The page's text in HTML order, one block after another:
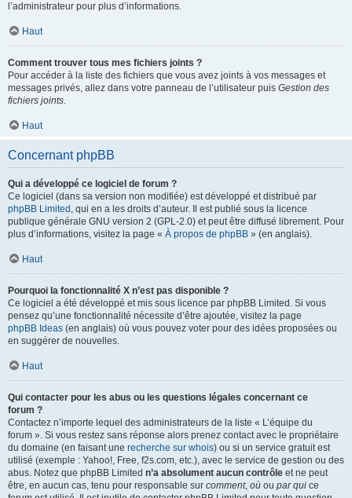
l’administrateur pour plus d’informations.
Haut
Comment trouver tous mes fichiers joints ?
Pour accéder à la liste des fichiers que vous avez joints à vos messages et
messages privés, allez dans votre panneau de l’utilisateur puis Gestion des
fichiers joints.
Haut
Concernant phpBB
Qui a développé ce logiciel de forum ?
Ce logiciel (dans sa version non modifiée) est développé et distribué par
phpBB Limited , qui en a les droits d’auteur. Il est publié sous la licence
publique générale GNU version 2 (GPL-2.0) et peut être diffusé librement. Pour
plus d’informations, visitez la page « À propos de phpBB » (en anglais).
Haut
Pourquoi la fonctionnalité X n’est pas disponible ?
Ce logiciel a été développé et mis sous licence par phpBB Limited. Si vous
pensez qu’une fonctionnalité nécessite d’être ajoutée, visitez la page
phpBB Ideas (en anglais) où vous pouvez voter pour des idées proposées ou
en suggérer de nouvelles.
Haut
Qui contacter pour les abus ou les questions légales concernant ce
forum ?
Contactez n’importe lequel des administrateurs de la liste « L’équipe du
forum ». Si vous restez sans réponse alors prenez contact avec le propriétaire
du domaine (en faisant une recherche sur whois) ou si un service gratuit est
utilisé (exemple : Yahoo!, Free, f2s.com, etc.), avec le service de gestion ou des
abus. Notez que phpBB Limited n’a absolument aucun contrôle et ne peut
être, en aucun cas, tenu pour responsable sur comment, où ou par qui ce